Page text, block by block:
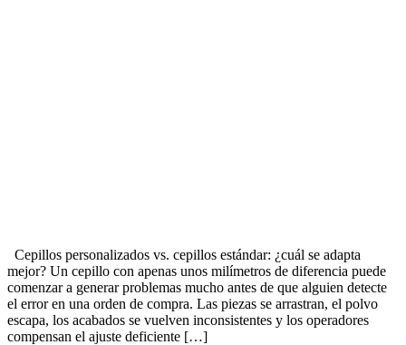
Cepillos personalizados vs. cepillos estándar: ¿cuál se adapta
mejor? Un cepillo con apenas unos milímetros de diferencia puede
comenzar a generar problemas mucho antes de que alguien detecte
el error en una orden de compra. Las piezas se arrastran, el polvo
escapa, los acabados se vuelven inconsistentes y los operadores
compensan el ajuste deficiente […]